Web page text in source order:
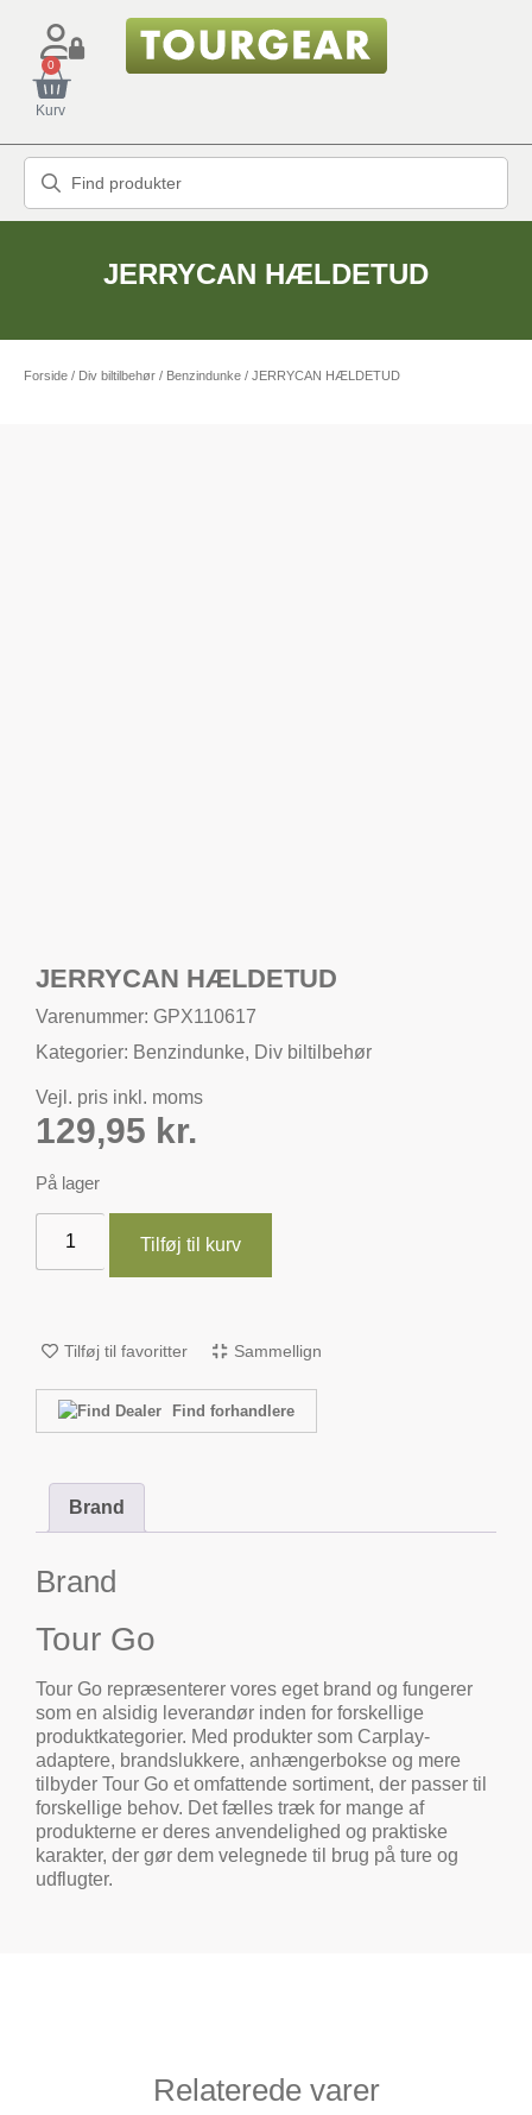
0
Kurv
JERRYCAN HÆLDETUD
Forside / Div biltilbehør / Benzindunke / JERRYCAN HÆLDETUD
JERRYCAN HÆLDETUD
Varenummer: GPX110617
Kategorier: Benzindunke, Div biltilbehør
Vejl. pris inkl. moms
129,95 kr.
På lager
Tilføj til kurv
Tilføj til favoritter Sammellign
Find forhandlere
Brand
Brand
Tour Go
Tour Go repræsenterer vores eget brand og fungerer
som en alsidig leverandør inden for forskellige
produktkategorier. Med produkter som Carplay-
adaptere, brandslukkere, anhængerbokse og mere
tilbyder Tour Go et omfattende sortiment, der passer til
forskellige behov. Det fælles træk for mange af
produkterne er deres anvendelighed og praktiske
karakter, der gør dem velegnede til brug på ture og
udflugter.
Relaterede varer